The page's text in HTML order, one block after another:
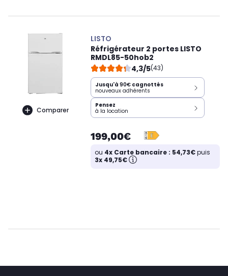
Comparer
LISTO
Réfrigérateur 2 portes LISTO
RMDL85-50hob2
4,3/5(43)
Jusqu'à 90€ cagnottés
nouveaux adhérents
Pensez
à la location
199,00€
ou 4x Carte bancaire : 54,73€puis
3x 49,75€